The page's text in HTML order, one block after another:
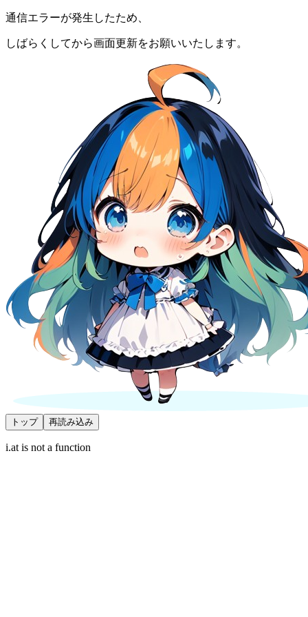
通信エラーが発生したため、
しばらくしてから画面更新をお願いいたします。
トップ 再読み込み
i.at is not a function